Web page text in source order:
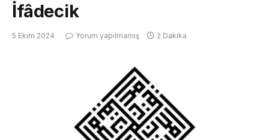
İfâdecik
5 Ekim 2024 Yorum yapılmamış 2 Dakika